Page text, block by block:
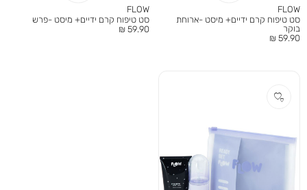
FLOW
סט טיפוח קרם ידיים+ מיסט -ארוחת
בוקר
מחיר
59.90 ₪
FLOW
סט טיפוח קרם ידיים+ מיסט -פרש
מחיר
59.90 ₪